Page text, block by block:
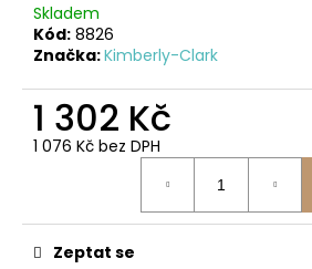
Skladem
Kód: 8826
Značka:Kimberly-Clark
1 302 Kč
1 076 Kč bez DPH
Zeptat se
D
o
o
č
u